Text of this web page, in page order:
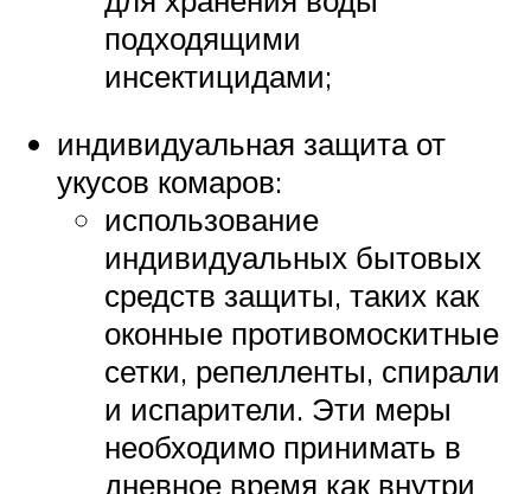
подходящими
инсектицидами;
индивидуальная защита от
укусов комаров:
использование
индивидуальных бытовых
средств защиты, таких как
оконные противомоскитные
сетки, репелленты, спирали
и испарители. Эти меры
необходимо принимать в
дневное время как внутри